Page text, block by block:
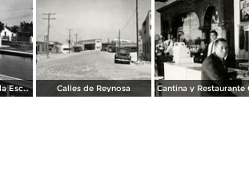
Alberca de la escuela Escandón Calles de Reynosa